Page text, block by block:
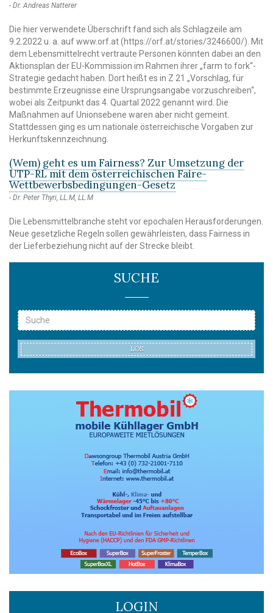
Dr. Andreas Natterer
Die hier verwendete Überschrift fand sich als Schlagzeile am
9.2.2022 u. a. auf www.orf.at (https://orf.at/stories/3246600/). Mit
dem Lebensmittelrecht vertraute Personen könnten dabei an den
Aktionsplan der EU-Kommission im Rahmen ihrer „farm to fork“-
Strategie gedacht haben. Dort heißt es in Z 21 „Vorschlag, für
bestimmte Erzeugnisse eine Ursprungsangabe vorzuschreiben“,
wobei als Zeitpunkt das 4. Quartal 2022 genannt wird. Die
Maßnahmen auf Unionsebene waren aber nicht gemeint.
Stattdessen ging es um nationale österreichische Vorgaben zur
Herkunftskennzeichnung.
(Wem) geht es um Fairness? Zur Umsetzung der
UTP-RL mit dem österreichischen Faire-
Wettbewerbsbedingungen-Gesetz
Dr. Peter Thyri, LL.M, LL.M
Die Lebensmittelbranche steht vor epochalen Herausforderungen.
Neue gesetzliche Regeln sollen gewährleisten, dass Fairness in
der Lieferbeziehung nicht auf der Strecke bleibt.
SUCHE
LOS
LOGIN